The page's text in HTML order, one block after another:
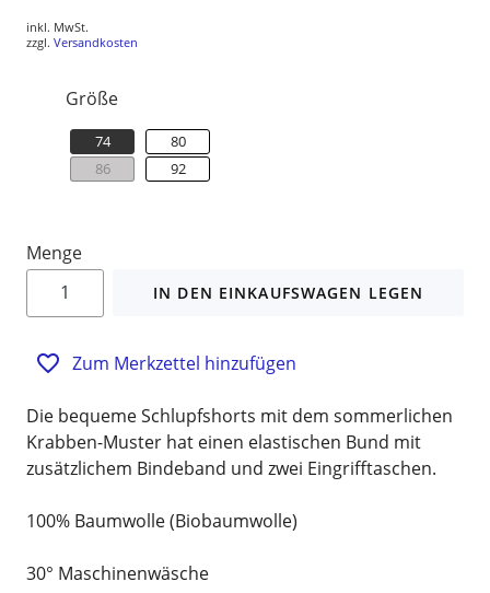
inkl. MwSt.
zzgl. Versandkosten
Größe
74
80
86
92
Menge
IN DEN EINKAUFSWAGEN LEGEN
Zum Merkzettel hinzufügen
Die bequeme Schlupfshorts mit dem sommerlichen
Krabben-Muster hat einen elastischen Bund mit
zusätzlichem Bindeband und zwei Eingrifftaschen.
100% Baumwolle (Biobaumwolle)
30° Maschinenwäsche